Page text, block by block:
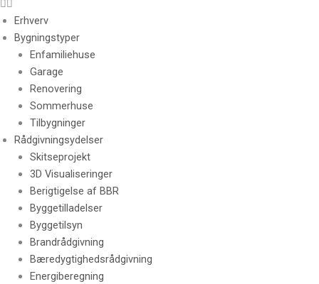
Erhverv
Bygningstyper
Enfamiliehuse
Garage
Renovering
Sommerhuse
Tilbygninger
Rådgivningsydelser
Skitseprojekt
3D Visualiseringer
Berigtigelse af BBR
Byggetilladelser
Byggetilsyn
Brandrådgivning
Bæredygtighedsrådgivning
Energiberegning